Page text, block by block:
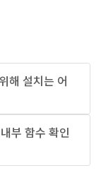
해 설치는 어
부 함수 확인